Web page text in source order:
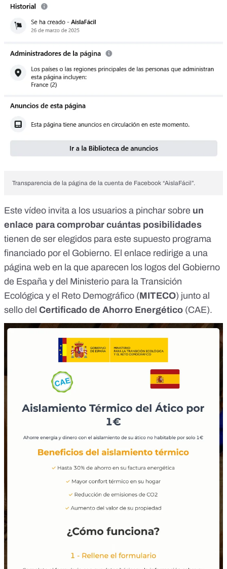
Transparencia de la página de la cuenta de Facebook “AislaFácil”.
Este vídeo invita a los usuarios a pinchar sobre un
enlace para comprobar cuántas posibilidades
tienen de ser elegidos para este supuesto programa
financiado por el Gobierno. El enlace redirige a una
página web en la que aparecen los logos del Gobierno
de España y del Ministerio para la Transición
Ecológica y el Reto Demográfico (MITECO) junto al
sello del Certificado de Ahorro Energético (CAE).